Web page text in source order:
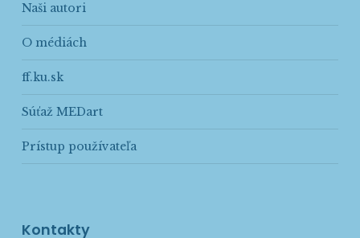
Naši autori
O médiách
ff.ku.sk
Súťaž MEDart
Prístup používateľa
Kontakty